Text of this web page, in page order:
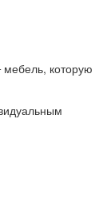
мебель, которую